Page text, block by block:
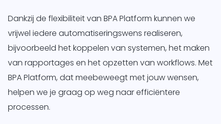
Dankzij de flexibiliteit van BPA Platform kunnen we
vrijwel iedere automatiseringswens realiseren,
bijvoorbeeld het koppelen van systemen, het maken
van rapportages en het opzetten van workflows. Met
BPA Platform, dat meebeweegt met jouw wensen,
helpen we je graag op weg naar efficiëntere
processen.